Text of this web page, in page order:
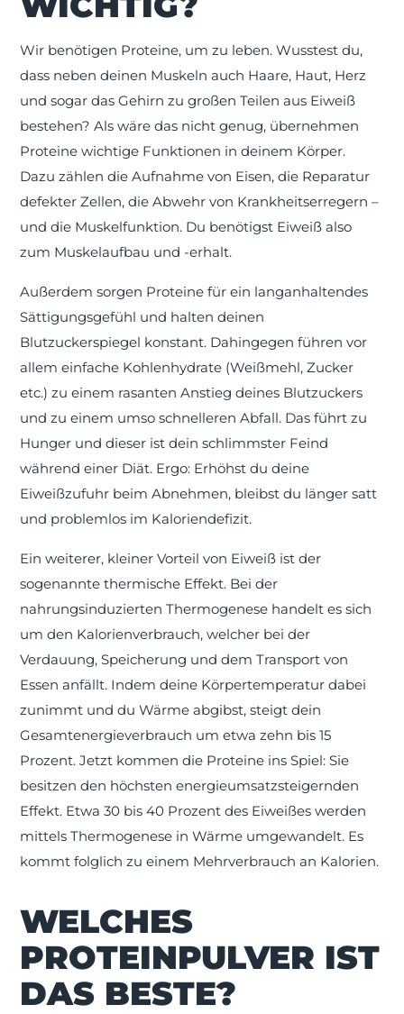
Wir benötigen Proteine, um zu leben. Wusstest du,
dass neben deinen Muskeln auch Haare, Haut, Herz
und sogar das Gehirn zu großen Teilen aus Eiweiß
bestehen? Als wäre das nicht genug, übernehmen
Proteine wichtige Funktionen in deinem Körper.
Dazu zählen die Aufnahme von Eisen, die Reparatur
defekter Zellen, die Abwehr von Krankheitserregern –
und die Muskelfunktion. Du benötigst Eiweiß also
zum Muskelaufbau und -erhalt.
Außerdem sorgen Proteine für ein langanhaltendes
Sättigungsgefühl und halten deinen
Blutzuckerspiegel konstant. Dahingegen führen vor
allem einfache Kohlenhydrate (Weißmehl, Zucker
etc.) zu einem rasanten Anstieg deines Blutzuckers
und zu einem umso schnelleren Abfall. Das führt zu
Hunger und dieser ist dein schlimmster Feind
während einer Diät. Ergo: Erhöhst du deine
Eiweißzufuhr beim Abnehmen, bleibst du länger satt
und problemlos im Kaloriendefizit.
Ein weiterer, kleiner Vorteil von Eiweiß ist der
sogenannte thermische Effekt. Bei der
nahrungsinduzierten Thermogenese handelt es sich
um den Kalorienverbrauch, welcher bei der
Verdauung, Speicherung und dem Transport von
Essen anfällt. Indem deine Körpertemperatur dabei
zunimmt und du Wärme abgibst, steigt dein
Gesamtenergieverbrauch um etwa zehn bis 15
Prozent. Jetzt kommen die Proteine ins Spiel: Sie
besitzen den höchsten energieumsatzsteigernden
Effekt. Etwa 30 bis 40 Prozent des Eiweißes werden
mittels Thermogenese in Wärme umgewandelt. Es
kommt folglich zu einem Mehrverbrauch an Kalorien.
WELCHES
PROTEINPULVER IST
DAS BESTE?